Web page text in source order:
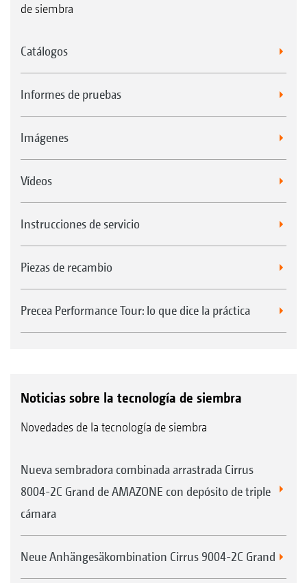
de siembra
Catálogos
Informes de pruebas
Imágenes
Vídeos
Instrucciones de servicio
Piezas de recambio
Precea Performance Tour: lo que dice la práctica
Noticias sobre la tecnología de siembra
Novedades de la tecnología de siembra
Nueva sembradora combinada arrastrada Cirrus
8004-2C Grand de AMAZONE con depósito de triple
cámara
Neue Anhängesäkombination Cirrus 9004-2C Grand